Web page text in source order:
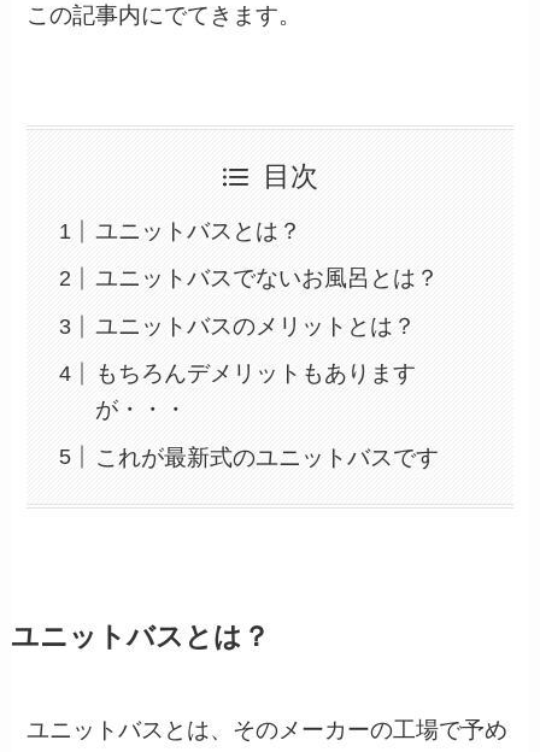
この記事内にでてきます。
目次
ユニットバスとは？
ユニットバスでないお風呂とは？
ユニットバスのメリットとは？
もちろんデメリットもあります
が・・・
これが最新式のユニットバスです
ユニットバスとは？
ユニットバスとは、そのメーカーの工場で予め